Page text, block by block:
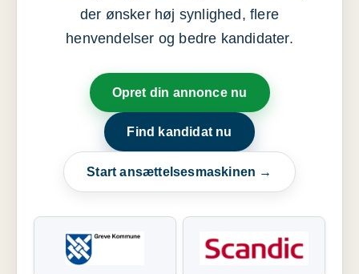
der ønsker høj synlighed, flere
henvendelser og bedre kandidater.
Opret din annonce nu
Find kandidat nu
Start ansættelsesmaskinen →